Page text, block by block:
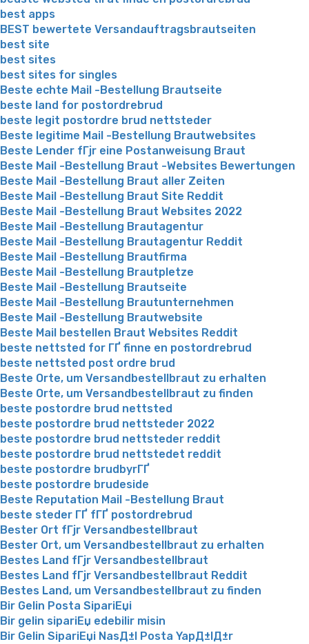
best apps
BEST bewertete Versandauftragsbrautseiten
best site
best sites
best sites for singles
Beste echte Mail -Bestellung Brautseite
beste land for postordrebrud
beste legit postordre brud nettsteder
Beste legitime Mail -Bestellung Brautwebsites
Beste Lender fГјr eine Postanweisung Braut
Beste Mail -Bestellung Braut -Websites Bewertungen
Beste Mail -Bestellung Braut aller Zeiten
Beste Mail -Bestellung Braut Site Reddit
Beste Mail -Bestellung Braut Websites 2022
Beste Mail -Bestellung Brautagentur
Beste Mail -Bestellung Brautagentur Reddit
Beste Mail -Bestellung Brautfirma
Beste Mail -Bestellung Brautpletze
Beste Mail -Bestellung Brautseite
Beste Mail -Bestellung Brautunternehmen
Beste Mail -Bestellung Brautwebsite
Beste Mail bestellen Braut Websites Reddit
beste nettsted for ГҐ finne en postordrebrud
beste nettsted post ordre brud
Beste Orte, um Versandbestellbraut zu erhalten
Beste Orte, um Versandbestellbraut zu finden
beste postordre brud nettsted
beste postordre brud nettsteder 2022
beste postordre brud nettsteder reddit
beste postordre brud nettstedet reddit
beste postordre brudbyrГҐ
beste postordre brudeside
Beste Reputation Mail -Bestellung Braut
beste steder ГҐ fГҐ postordrebrud
Bester Ort fГјr Versandbestellbraut
Bester Ort, um Versandbestellbraut zu erhalten
Bestes Land fГјr Versandbestellbraut
Bestes Land fГјr Versandbestellbraut Reddit
Bestes Land, um Versandbestellbraut zu finden
Bir Gelin Posta SipariЕџi
Bir gelin sipariЕџ edebilir misin
Bir Gelin SipariЕџi NasД±l Posta YapД±lД±r